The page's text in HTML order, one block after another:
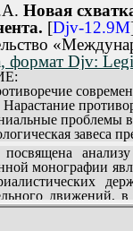
Новая
[Djv-12.9M
формат Djv:
Нарастание
проблемы
завеса
«вакуума» и
фронт»
Экономические
анализу
монографии
движений,
державами